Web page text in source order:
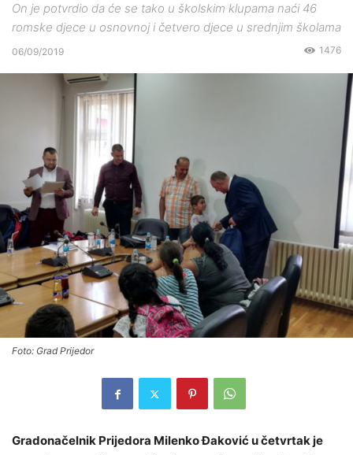
On je potvrdio da će se tako u školskim klupama naći 46
romske djece u osnovnoj i četvero djece u srednjim školama
06/09/2019 1476
Foto: Grad Prijedor
Gradonačelnik Prijedora Milenko Đaković u četvrtak je